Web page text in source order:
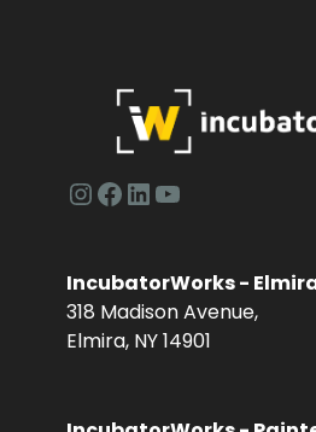
Instagram
Facebook
LinkedIn
YouTube
IncubatorWorks -
318 Madison Avenue,
Elmira, NY 14901